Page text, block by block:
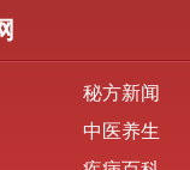
秘方新闻
中医养生